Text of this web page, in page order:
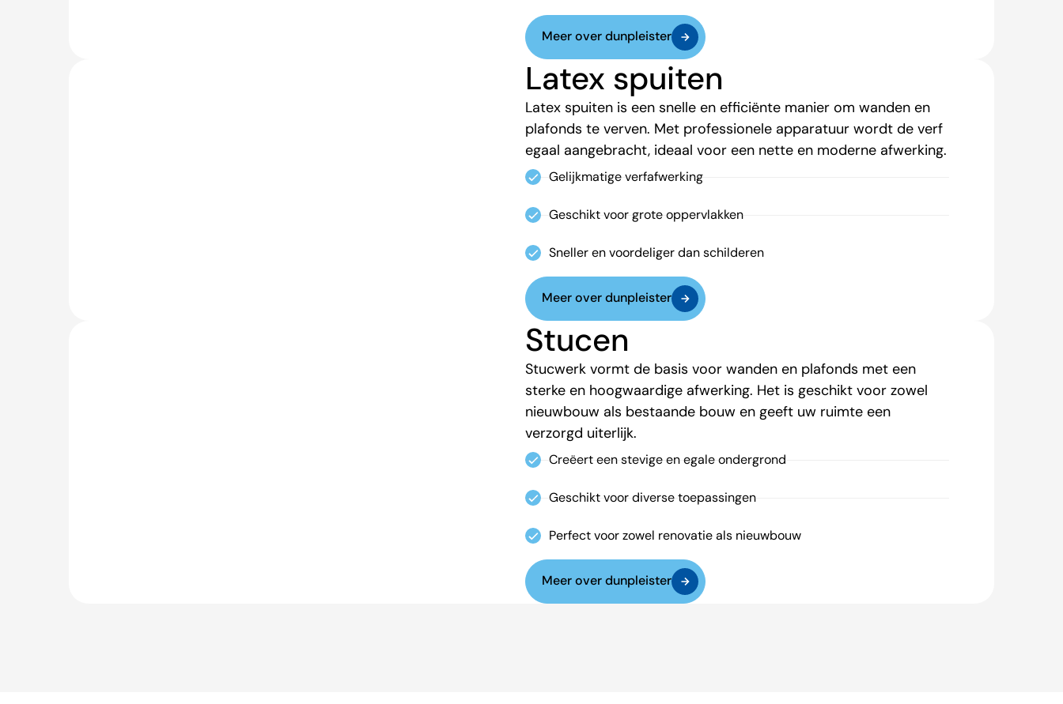
Meer over dunpleister
Latex spuiten
Latex spuiten is een snelle en efficiënte manier om wanden en
plafonds te verven. Met professionele apparatuur wordt de verf
egaal aangebracht, ideaal voor een nette en moderne afwerking.
Gelijkmatige verfafwerking
Geschikt voor grote oppervlakken
Sneller en voordeliger dan schilderen
Meer over dunpleister
Stucen
Stucwerk vormt de basis voor wanden en plafonds met een
sterke en hoogwaardige afwerking. Het is geschikt voor zowel
nieuwbouw als bestaande bouw en geeft uw ruimte een
verzorgd uiterlijk.
Creëert een stevige en egale ondergrond
Geschikt voor diverse toepassingen
Perfect voor zowel renovatie als nieuwbouw
Meer over dunpleister